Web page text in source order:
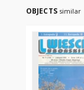
OBJECTS similar